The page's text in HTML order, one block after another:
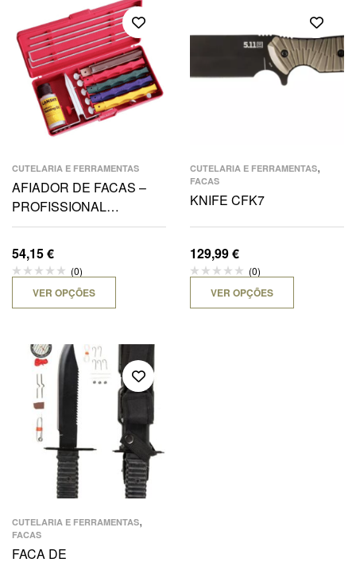
CUTELARIA E FERRAMENTAS
AFIADOR DE FACAS –
PROFISSIONAL
SHARPENING SYSTEM
54,15€
(0)
VER OPÇÕES
CUTELARIA E FERRAMENTAS,
FACAS
KNIFE CFK7
129,99€
(0)
VER OPÇÕES
CUTELARIA E FERRAMENTAS,
FACAS
FACA DE